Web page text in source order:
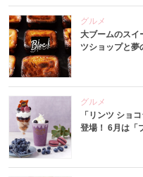
グルメ
大ブームのス
ツショップと夢
グルメ
「リンツ ショ
登場！ 6月は「